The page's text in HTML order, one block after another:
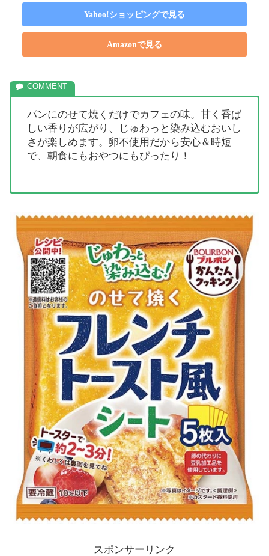
Yahoo!ショッピングで見る
Amazonで見る
パンにのせて焼くだけでカフェの味。甘く香ば
しい香りが広がり、じゅわっと染み込むおいし
さが楽しめます。卵不使用だから安心＆時短
で、朝食にもおやつにもぴったり！
スポンサーリンク